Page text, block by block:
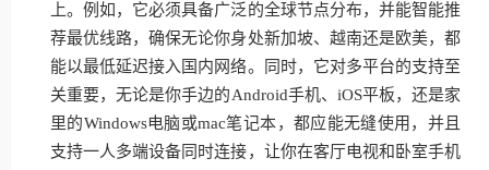
上。例如，它必须具备广泛的全球节点分布，并能智能推
荐最优线路，确保无论你身处新加坡、越南还是欧美，都
能以最低延迟接入国内网络。同时，它对多平台的支持至
关重要，无论是你手边的Android手机、iOS平板，还是家
里的Windows电脑或mac笔记本，都应能无缝使用，并且
支持一人多端设备同时连接，让你在客厅电视和卧室手机